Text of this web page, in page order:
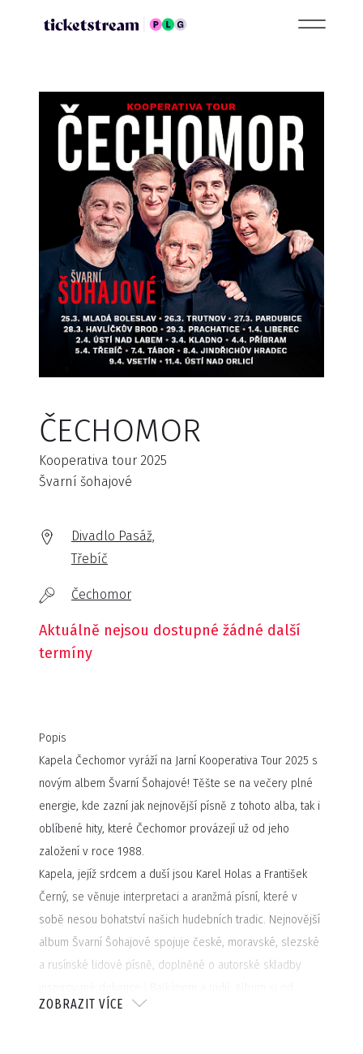
ČECHOMOR
Kooperativa tour 2025
Švarní šohajové
Divadlo Pasáž,
Třebíč
Čechomor
Aktuálně nejsou dostupné žádné další
termíny
Popis
Kapela Čechomor vyráží na Jarní Kooperativa Tour 2025 s
novým albem Švarní Šohajové! Těšte se na večery plné
energie, kde zazní jak nejnovější písně z tohoto alba, tak i
oblíbené hity, které Čechomor provázejí už od jeho
založení v roce 1988.
Kapela, jejíž srdcem a duší jsou Karel Holas a František
Černý, se věnuje interpretaci a aranžmá písní, které v
sobě nesou bohatství našich hudebních tradic. Nejnovější
album Švarní Šohajové spojuje české, moravské, slezské
a rusínské lidové písně, doplněné o autorské skladby
8.11.2024 bude možné poslechnout na všech
ZOBRAZIT VÍCE